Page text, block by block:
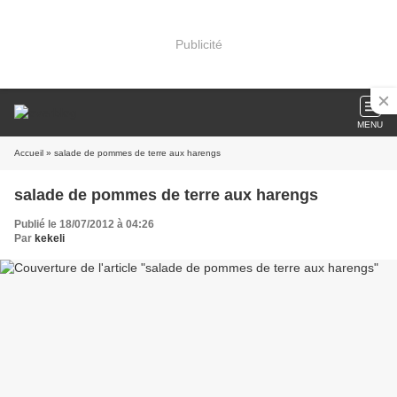
Publicité
MENU
Accueil » salade de pommes de terre aux harengs
salade de pommes de terre aux harengs
Publié le 18/07/2012 à 04:26
Par kekeli